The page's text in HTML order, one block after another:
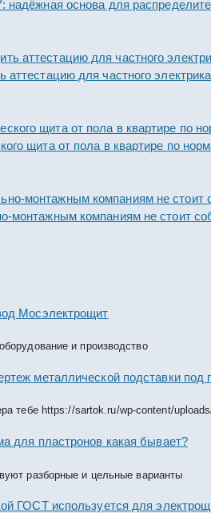
надёжная основа для
аттестацию для частного
щита от пола в квартире по
монтажным компаниям не стоит
Мосэлектрощит
и производство
металлической подставки
тебе https://sartok.ru/wp-content/
для пластронов какая бывает?
разборные и цельные варианты
ГОСТ используется для